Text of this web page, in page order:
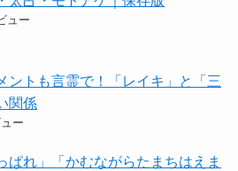
ュー
ントも言霊で！「レイキ」と「三
関係
ー
ぱれ」「かむながらたまちはえま